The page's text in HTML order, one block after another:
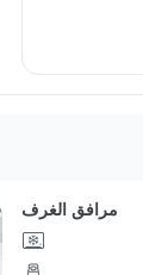
مرافق الغرف